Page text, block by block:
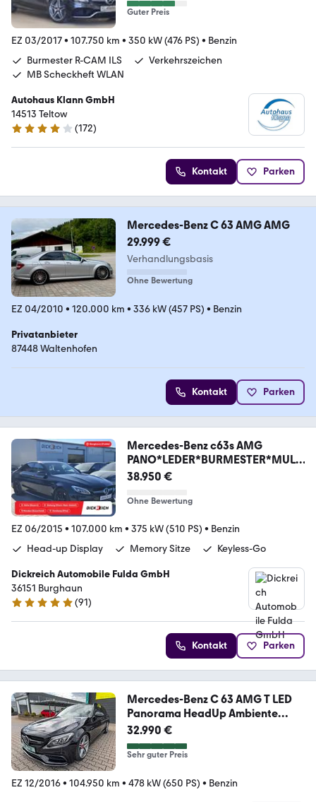
Guter Preis
EZ 03/2017• 107.750 km • 350 kW (476 PS) • Benzin
Burmester R-CAM ILS
Verkehrszeichen
MB Scheckheft WLAN
Autohaus Klann GmbH
14513 Teltow
4 Sterne
(172)
Kontakt Parken
Mercedes-Benz C 63 AMG AMG
29.999 €
Verhandlungsbasis
Ohne Bewertung
EZ 04/2010 • 120.000 km • 336 kW (457 PS) • Benzin
Privatanbieter
87448 Waltenhofen
Kontakt Parken
Mercedes-Benz c63s AMG
PANO*LEDER*BURMESTER*MULTI
BEAM*DISTR.
38.950 €
Ohne Bewertung
EZ 06/2015 • 107.000 km • 375 kW (510 PS) • Benzin
Head-up Display
Memory Sitze Keyless-Go
Dickreich Automobile Fulda GmbH
36151 Burghaun
4.8 Sterne
(91)
Kontakt Parken
Mercedes-Benz C 63 AMG T LED
Panorama HeadUp Ambiente
Comand
32.990 €
Sehr guter Preis
EZ 12/2016• 104.950 km • 478 kW (650 PS) • Benzin